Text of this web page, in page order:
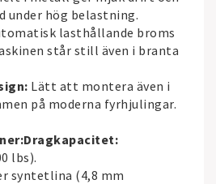
under hög belastning.
lasthållande broms
står still även i branta
Lätt att montera även i
på moderna fyrhjulingar.
Dragkapacitet:
lbs).
syntetlina (4,8 mm